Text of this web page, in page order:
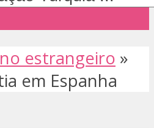
estrangeiro »
em Espanha